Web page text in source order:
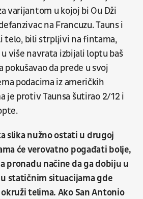
varijantom u kojoj bi Ou Dži
na Francuzu. Tauns i
telo, bili strpljivi na fintama,
više navrata izbijali loptu baš
pokušavao da pređe u svoj
podacima iz američkih
je protiv Taunsa šutirao 2/12 i
slika nužno ostati u drugoj
će verovatno pogađati bolje,
pronađu načine da ga dobiju u
statičnim situacijama gde
telima. Ako San Antonio